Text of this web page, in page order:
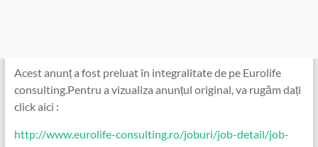
Acest anunț a fost preluat în integralitate de pe Eurolife
consulting.Pentru a vizualiza anunțul original, va rugăm dați
click aici :
http://www.eurolife-consulting.ro/joburi/job-detail/job-